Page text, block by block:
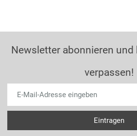
Newsletter abonnieren und
verpassen!